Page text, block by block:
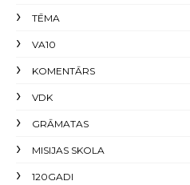
TĒMA
VA10
KOMENTĀRS
VDK
GRĀMATAS
MISIJAS SKOLA
120GADI